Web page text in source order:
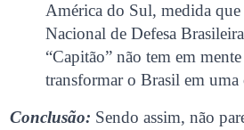
América do Sul, medida
Nacional de Defesa
“Capitão” não tem em
transformar o Brasil em
Conclusão: Sendo assim, não